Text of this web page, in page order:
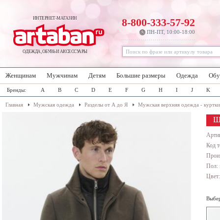
ИНТЕРНЕТ-МАГАЗИН
ОДЕЖДА, ОБУВЬ И АКСЕССУАРЫ
8-800-333-57-92
ПН-ПТ, 10:00-18:00
Женщинам Мужчинам Детям Большие размеры Одежда
Бренды: A B C D E F G H I J K
Главная Мужская одежда Разделы от А до Я Мужская верхняя одежда -
Код
Пол: